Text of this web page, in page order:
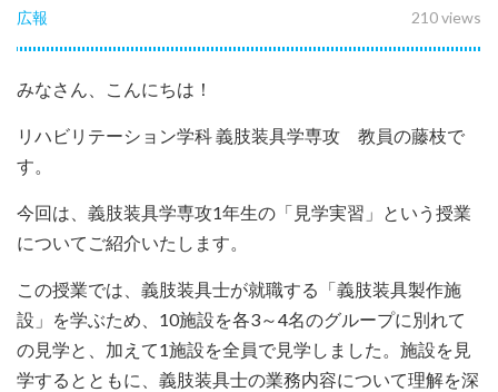
210 views
広報
みなさん、こんにちは！
リハビリテーション学科 義肢装具学専攻 教員の藤枝で
す。
今回は、義肢装具学専攻1年生の「見学実習」という授業
についてご紹介いたします。
この授業では、義肢装具士が就職する「義肢装具製作施
設」を学ぶため、10施設を各3～4名のグループに別れて
の見学と、加えて1施設を全員で見学しました。施設を見
学するとともに、義肢装具士の業務内容について理解を深